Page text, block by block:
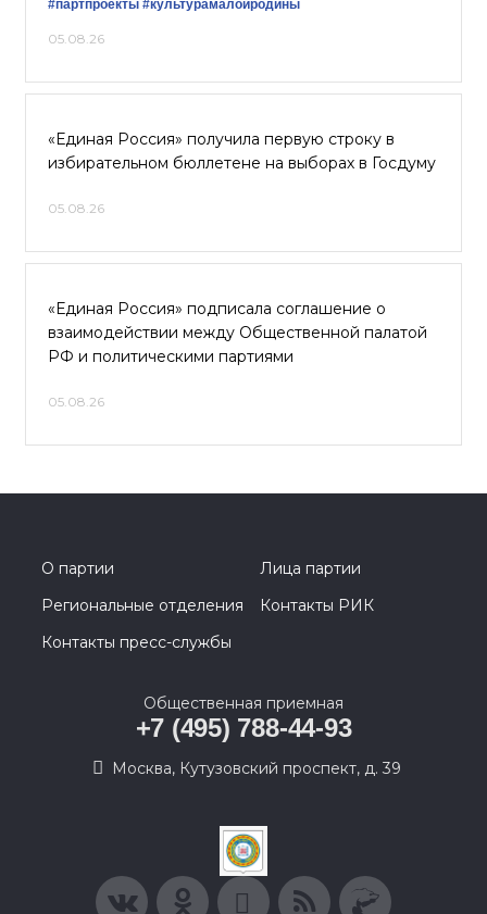
#партпроекты #культурамалойродины
05.08.26
«Единая Россия» получила первую строку в
избирательном бюллетене на выборах в Госдуму
05.08.26
«Единая Россия» подписала соглашение о
взаимодействии между Общественной палатой
РФ и политическими партиями
05.08.26
О партии
Лица партии
Региональные отделения
Контакты РИК
Контакты пресс-службы
Общественная приемная
+7 (495) 788-44-93
Москва, Кутузовский проспект, д. 39